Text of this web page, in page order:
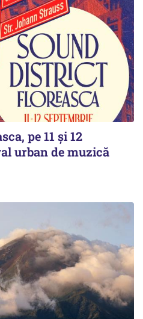
pe 11 și 12
urban de muzică